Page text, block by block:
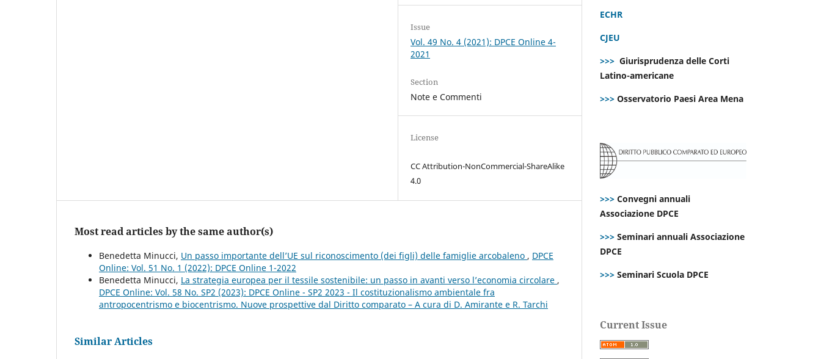
Issue
Vol. 49 No. 4 (2021): DPCE Online 4-
2021
Section
Note e Commenti
License
CC Attribution-NonCommercial-ShareAlike
4.0
Most read articles by the same author(s)
Benedetta Minucci, Un passo importante dell’UE sul riconoscimento (dei figli) delle famiglie arcobaleno , DPCE
Online: Vol. 51 No. 1 (2022): DPCE Online 1-2022
Benedetta Minucci, La strategia europea per il tessile sostenibile: un passo in avanti verso l’economia circolare ,
DPCE Online: Vol. 58 No. SP2 (2023): DPCE Online - SP2 2023 - Il costituzionalismo ambientale fra
antropocentrismo e biocentrismo. Nuove prospettive dal Diritto comparato – A cura di D. Amirante e R. Tarchi
Similar Articles
ECHR
CJEU
>>> Giurisprudenza delle Corti
Latino-americane
>>> Osservatorio Paesi Area Mena
>>> Convegni annuali
Associazione DPCE
>>> Seminari annuali Associazione
DPCE
>>> Seminari Scuola DPCE
Current Issue